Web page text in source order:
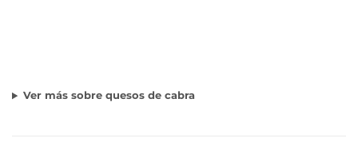
Ver más sobre quesos de cabra